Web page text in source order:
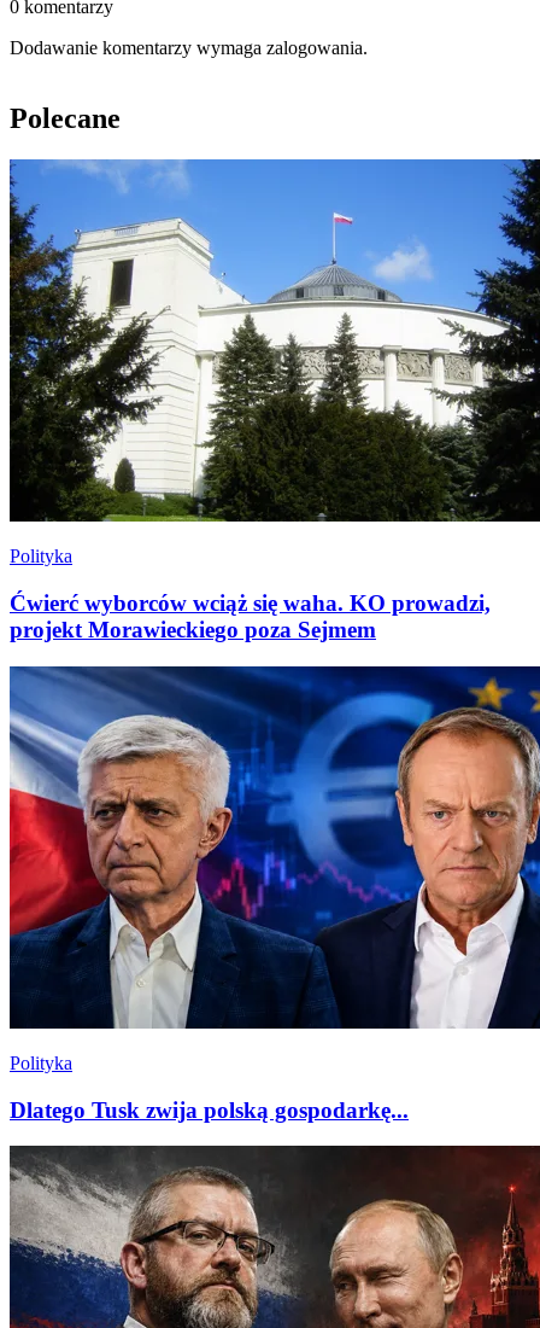
0 komentarzy
Dodawanie komentarzy wymaga zalogowania.
Polecane
Polityka
Ćwierć wyborców wciąż się waha. KO prowadzi,
projekt Morawieckiego poza Sejmem
Polityka
Dlatego Tusk zwija polską gospodarkę...